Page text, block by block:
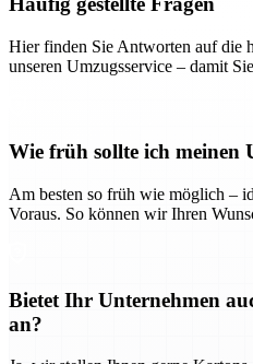
Hier finden Sie Antworten auf die
unseren Umzugsservice – damit
Wie früh sollte ich meinen
Am besten so früh wie möglich –
Voraus. So können wir Ihren
Bietet Ihr Unternehmen
an?